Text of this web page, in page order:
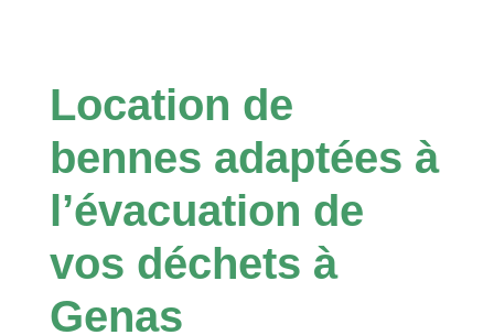
Location de
bennes adaptées à
l’évacuation de
vos déchets à
Genas